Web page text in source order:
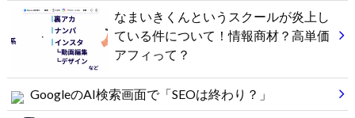
なまいきくんというスクールが炎上し
ている件について！情報商材？高単価
アフィって？
GoogleのAI検索画面で「SEOは終わり？」